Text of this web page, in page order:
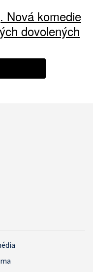
Nová komedie
dovolených